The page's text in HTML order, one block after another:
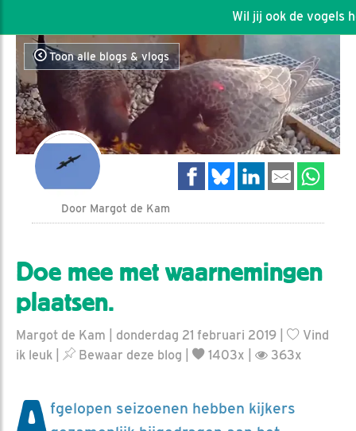
Wil jij ook de vogels
Toon alle blogs & vlogs
Door Margot de Kam
Doe mee met waarnemingen
plaatsen.
Margot de Kam | donderdag 21 februari 2019 |
Vind
ik leuk
Bewaar deze blog 1403x | 363x
fgelopen seizoenen hebben kijkers